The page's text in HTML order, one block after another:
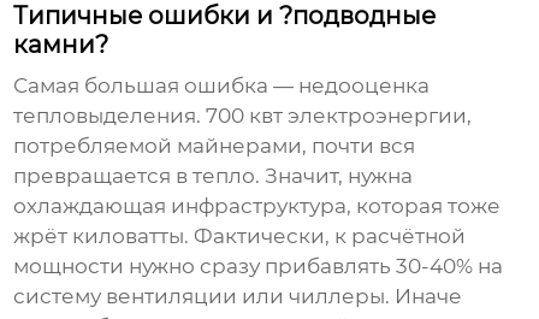
Типичные ошибки и ?подводные
камни?
Самая большая ошибка — недооценка
тепловыделения. 700 квт электроэнергии,
потребляемой майнерами, почти вся
превращается в тепло. Значит, нужна
охлаждающая инфраструктура, которая тоже
жрёт киловатты. Фактически, к расчётной
мощности нужно сразу прибавлять 30-40% на
систему вентиляции или чиллеры. Иначе